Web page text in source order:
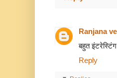
Ranjana
बहुत
Reply